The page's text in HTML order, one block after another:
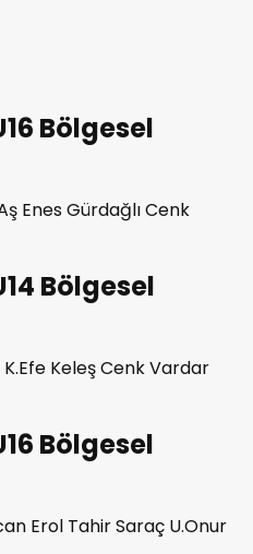
Bölgesel
Enes Gürdağlı Cenk
Bölgesel
Keleş Cenk Vardar
Bölgesel
Erol Tahir Saraç U.Onur